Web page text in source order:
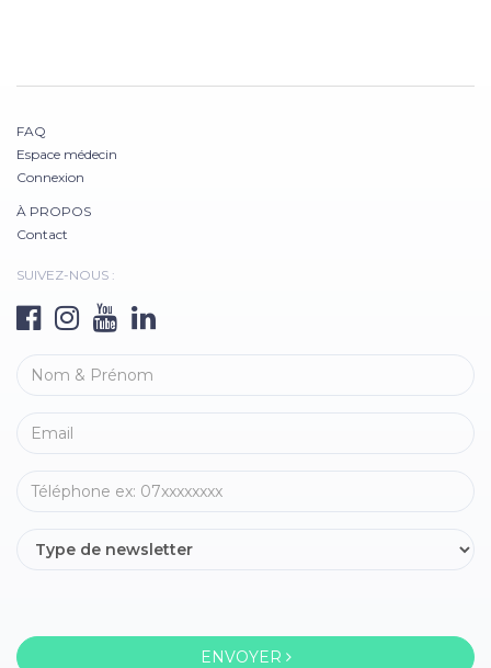
FAQ
Espace médecin
Connexion
À PROPOS
Contact
SUIVEZ-NOUS :
ENVOYER